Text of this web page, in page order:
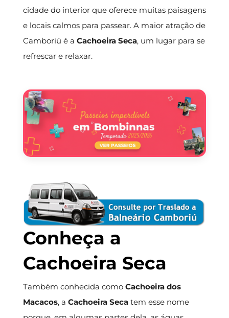
cidade do interior que oferece muitas paisagens
e locais calmos para passear. A maior atração de
Camboriú é a Cachoeira Seca, um lugar para se
refrescar e relaxar.
Conheça a
Cachoeira Seca
Também conhecida como Cachoeira dos
Macacos, a Cachoeira Secatem esse nome